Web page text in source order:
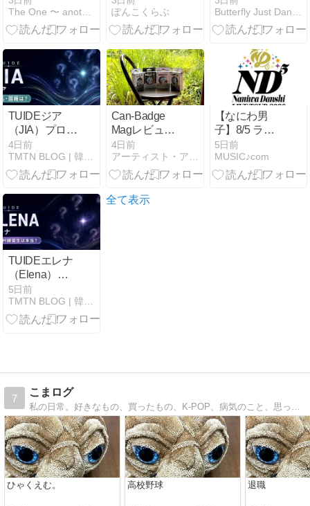
演 (2026.7.5)
The One 〜 another たまのよりみち
た!5つの美容
方法とは?
ぽんこくらぶ
/Applauser.
Applause must
Sergeant
Code Street / I
want to be
what you saw
in me.
TUIDEジア
（JIA）プロフ
ィールまとめ
｜経歴・国
籍・デビュー
【2026年8月
最新】
4日前
Can-Badge
Magレビュー
｜推し缶バッ
ジをスマホで
持ち歩ける？
Badgeとの違
4日前
【なにわ男
子】8/5 ライ
ブツアー
2026「ND⁵」
横浜アリーナ
5日前
MUSIC♪com
TUIDEエレナ
（Elena）プ
ロフィールま
とめ｜元SM練
習生は本当？
最新】
5日前
全て表示
7
こまログ
ひゃくえむ。 高校野球 退職